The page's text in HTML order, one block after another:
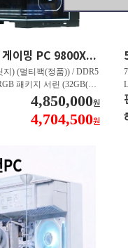
5월 월간견적 4K 게이밍 PC 9800X3D RTX 5070 Ti GY508
지) (멀티팩(정품)) / DDR5
패키지 서린 (32GB(16
ELITE WIFI6E 피씨디렉
GAMING OC D7 16GB
히트싱크 M.2 NVMe (2T
4,850,000원
4,704,500원